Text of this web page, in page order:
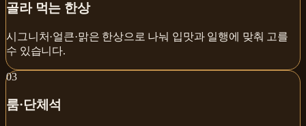
골라 먹는 한상
시그니처·얼큰·맑은 한상으로 나눠 입맛과 일행에 맞춰 고를
수 있습니다.
03
룸·단체석